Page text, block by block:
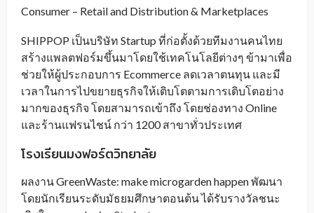
Consumer – Retail and Distribution & Marketplaces
SHIPPOP เป็นบริษัท Startup ที่ก่อตั้งด้วยทีมงานคนไทย
สร้างแพลตฟอร์มขึ้นมาโดยใช้เทคโนโลยีต่างๆ ข้ามาเพื่อ
ช่วยให้ผู้ประกอบการ Ecommerce ลดเวลาตนทุน และมี
เวลาในการไปขยายธุรกิจให้เติบโตตามการเติบโตอย่าง
มากของธุรกิจ โดยสามารถเข้าถึง โดยช่องทาง Online
และร้านแฟรนไชน์ กว่า 1200 สาขาทั่วประเทศ
โรงเรียนมงฟอร์ตวิทยาลัย
ผลงาน GreenWaste: make microgarden happen พัฒนา
โดยนักเรียนระดับมัธยมศึกษาตอนต้น ได้รับรางวัลชนะ